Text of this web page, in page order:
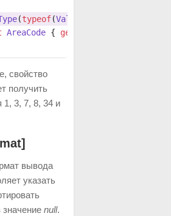
(typeof(ValidAreaCodes
AreaCode { get
свойство
получить
1, 3, 7, 8, 34 и
вывода
указать
значение null.